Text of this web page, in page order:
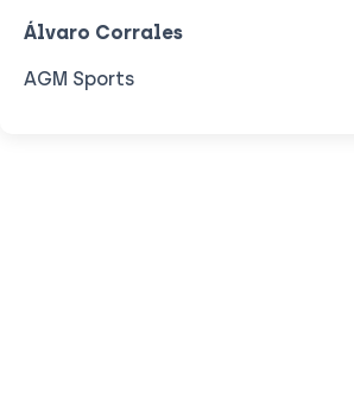
Álvaro Corrales
AGM Sports